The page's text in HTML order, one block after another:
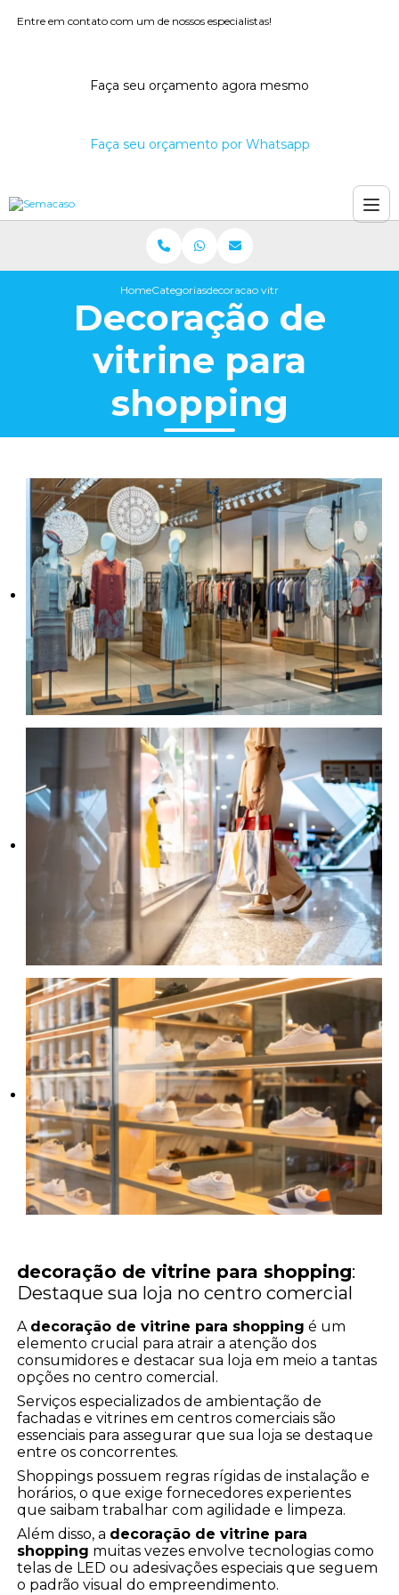
Entre em contato com um de nossos especialistas!
Faça seu orçamento agora mesmo
Faça seu orçamento por Whatsapp
HomeCategoriasdecoracao vitrine shopping
Decoração de
vitrine para
shopping
decoração de vitrine para shopping:
Destaque sua loja no centro comercial
A decoração de vitrine para shopping é um
elemento crucial para atrair a atenção dos
consumidores e destacar sua loja em meio a tantas
opções no centro comercial.
Serviços especializados de ambientação de
fachadas e vitrines em centros comerciais são
essenciais para assegurar que sua loja se destaque
entre os concorrentes.
Shoppings possuem regras rígidas de instalação e
horários, o que exige fornecedores experientes
que saibam trabalhar com agilidade e limpeza.
Além disso, a decoração de vitrine para
shopping muitas vezes envolve tecnologias como
telas de LED ou adesivações especiais que seguem
o padrão visual do empreendimento.